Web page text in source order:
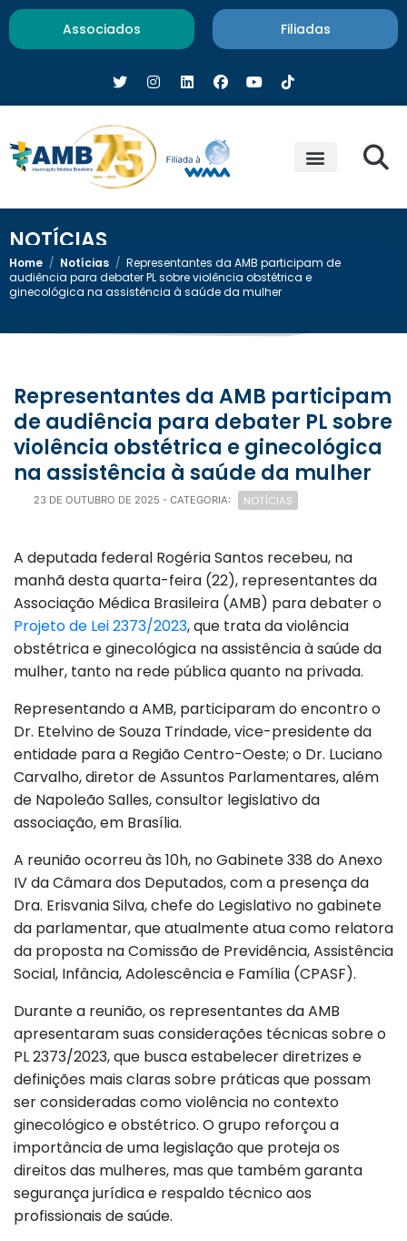
Associados Filiadas
NOTÍCIAS
Home / Notícias / Representantes da AMB participam de
audiência para debater PL sobre violência obstétrica e
ginecológica na assistência à saúde da mulher
Representantes da AMB participam
de audiência para debater PL sobre
violência obstétrica e ginecológica
na assistência à saúde da mulher
23 DE OUTUBRO DE 2025 - CATEGORIA: NOTÍCIAS
A deputada federal Rogéria Santos recebeu, na
manhã desta quarta-feira (22), representantes da
Associação Médica Brasileira (AMB) para debater o
Projeto de Lei 2373/2023, que trata da violência
obstétrica e ginecológica na assistência à saúde da
mulher, tanto na rede pública quanto na privada.
Representando a AMB, participaram do encontro o
Dr. Etelvino de Souza Trindade, vice-presidente da
entidade para a Região Centro-Oeste; o Dr. Luciano
Carvalho, diretor de Assuntos Parlamentares, além
de Napoleão Salles, consultor legislativo da
associação, em Brasília.
A reunião ocorreu às 10h, no Gabinete 338 do Anexo
IV da Câmara dos Deputados, com a presença da
Dra. Erisvania Silva, chefe do Legislativo no gabinete
da parlamentar, que atualmente atua como relatora
da proposta na Comissão de Previdência, Assistência
Social, Infância, Adolescência e Família (CPASF).
Durante a reunião, os representantes da AMB
apresentaram suas considerações técnicas sobre o
PL 2373/2023, que busca estabelecer diretrizes e
definições mais claras sobre práticas que possam
ser consideradas como violência no contexto
ginecológico e obstétrico. O grupo reforçou a
importância de uma legislação que proteja os
direitos das mulheres, mas que também garanta
segurança jurídica e respaldo técnico aos
profissionais de saúde.